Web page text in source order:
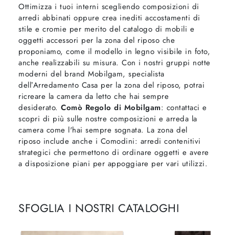
Ottimizza i tuoi interni scegliendo composizioni di
arredi abbinati oppure crea inediti accostamenti di
stile e cromie per merito del catalogo di mobili e
oggetti accessori per la zona del riposo che
proponiamo, come il modello in legno visibile in foto,
anche realizzabili su misura. Con i nostri gruppi notte
moderni del brand Mobilgam, specialista
dell’Arredamento Casa per la zona del riposo, potrai
ricreare la camera da letto che hai sempre
desiderato. Comò Regolo di Mobilgam: contattaci e
scopri di più sulle nostre composizioni e arreda la
camera come l'hai sempre sognata. La zona del
riposo include anche i Comodini: arredi contenitivi
strategici che permettono di ordinare oggetti e avere
a disposizione piani per appoggiare per vari utilizzi.
SFOGLIA I NOSTRI CATALOGHI